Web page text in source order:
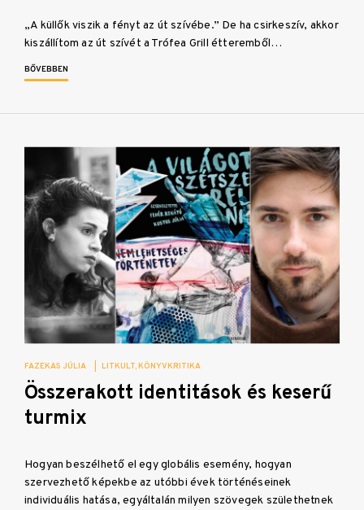
„A küllők viszik a fényt az út szívébe.” De ha csirkeszív, akkor
kiszállítom az út szívét a Trófea Grill étteremből…
BŐVEBBEN
FAZEKAS JÚLIA LITKULT KÖNYVKRITIKA
Összerakott identitások és keserű
turmix
Hogyan beszélhető el egy globális esemény, hogyan
szervezhető képekbe az utóbbi évek történéseinek
individuális hatása, egyáltalán milyen szövegek születhetnek